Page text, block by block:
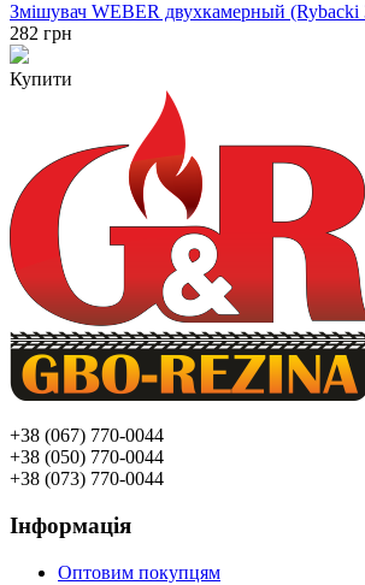
Змішувач WEBER двухкамерный (Rybacki
282 грн
Купити
+38 (067) 770-0044
+38 (050) 770-0044
+38 (073) 770-0044
Інформація
Оптовим покупцям